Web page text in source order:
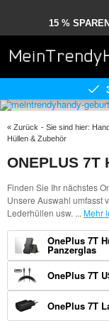
15 %
« Zurück - Sie sind hier:
Hüllen & Zubehör
ONEPLUS 7T
Finden Sie Ihr nächstes
Unsere Auswahl umfasst
Lederhüllen usw. ... Mehr
OnePlus 7T
Panzerglas
OnePlus 7T
OnePlus 7T